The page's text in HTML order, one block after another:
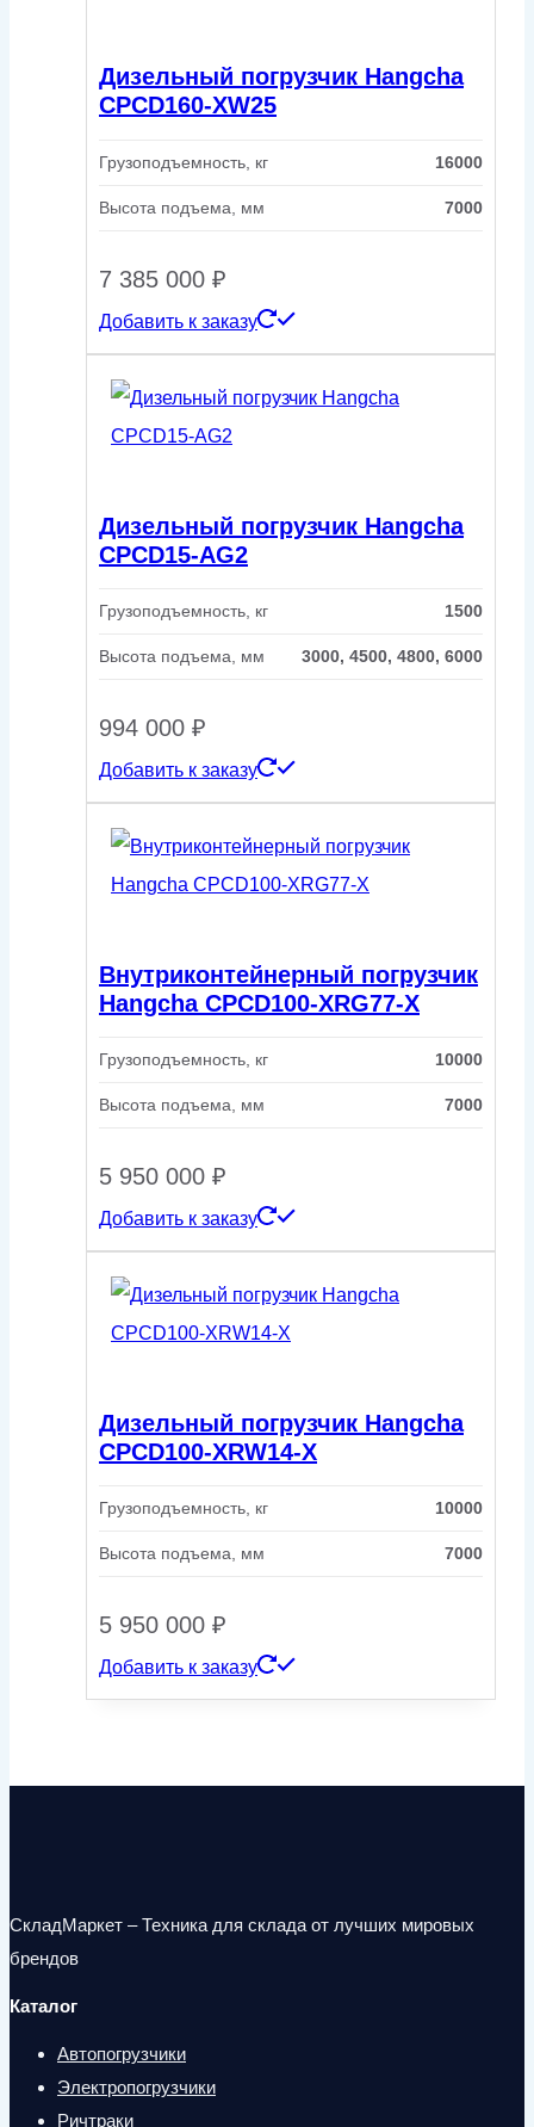
Дизельный погрузчик Hangcha
CPCD160-XW25
Грузоподъемность, кг 16000
Высота подъема, мм 7000
7 385 000 ₽
Добавить к заказу
Дизельный погрузчик Hangcha
CPCD15-AG2
Грузоподъемность, кг 1500
Высота подъема, мм 3000, 4500, 4800, 6000
994 000 ₽
Добавить к заказу
Внутриконтейнерный погрузчик
Hangcha CPCD100-XRG77-X
Грузоподъемность, кг 10000
Высота подъема, мм 7000
5 950 000 ₽
Добавить к заказу
Дизельный погрузчик Hangcha
CPCD100-XRW14-X
Грузоподъемность, кг 10000
Высота подъема, мм 7000
5 950 000 ₽
Добавить к заказу
СкладМаркет – Техника для склада от лучших мировых
брендов
Каталог
Автопогрузчики
Электропогрузчики
Ричтраки